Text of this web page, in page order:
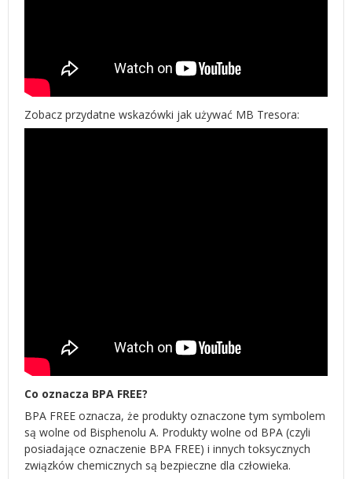
Zobacz przydatne wskazówki jak używać MB Tresora:
Co oznacza BPA FREE?
BPA FREE oznacza, że produkty oznaczone tym symbolem
są wolne od Bisphenolu A. Produkty wolne od BPA (czyli
posiadające oznaczenie BPA FREE) i innych toksycznych
związków chemicznych są bezpieczne dla człowieka.